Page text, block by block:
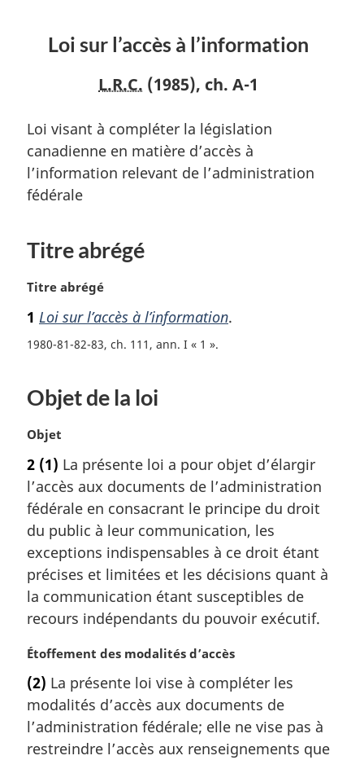
Loi sur l’accès à l’information
L.R.C. (1985), ch. A-1
Loi visant à compléter la législation
canadienne en matière d’accès à
l’information relevant de l’administration
fédérale
Titre abrégé
N
t
e
r
i
a
l
e
Titre abrégé
1 Loi sur l’accès à l’information.
1980-81-82-83, ch. 111, ann. I « 1 »
Objet de la loi
N
t
e
m
a
g
i
n
a
e
Objet
2 (1) La présente loi a pour objet d’élargir
l’accès aux documents de l’administration
fédérale en consacrant le principe du droit
du public à leur communication, les
exceptions indispensables à ce droit étant
précises et limitées et les décisions quant à
la communication étant susceptibles de
recours indépendants du pouvoir exécutif.
N
t
e
m
a
Étoffement des modalités d’accès
(2) La présente loi vise à compléter les
modalités d’accès aux documents de
l’administration fédérale; elle ne vise pas à
restreindre l’accès aux renseignements que